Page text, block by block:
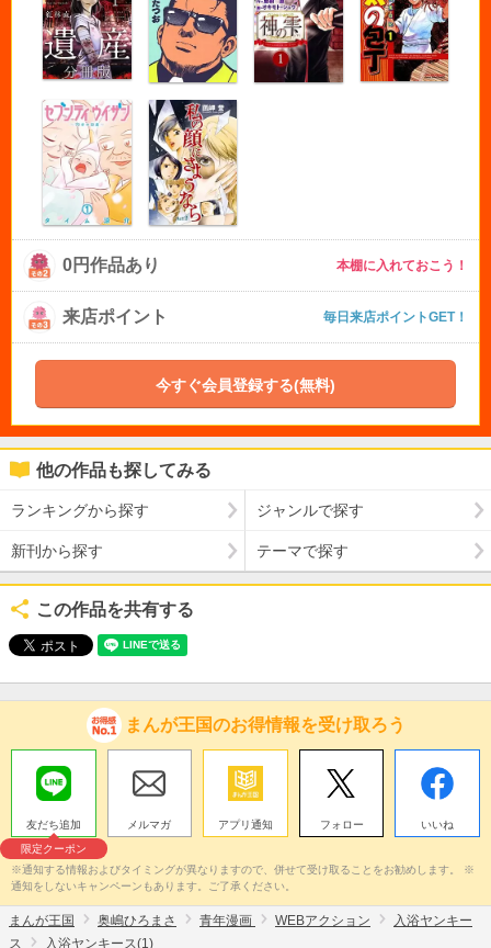
0円作品あり 本棚に入れておこう！
来店ポイント 毎日来店ポイントGET！
今すぐ会員登録する(無料)
他の作品も探してみる
ランキングから探す ジャンルで探す
新刊から探す テーマで探す
この作品を共有する
まんが王国のお得情報を受け取ろう
友だち追加
限定クーポン
メルマガ アプリ通知 フォロー いいね
※通知する情報およびタイミングが異なりますので、併せて受け取ることをお勧めします。 ※
通知をしないキャンペーンもあります。ご了承ください。
まんが王国 奥嶋ひろまさ 青年漫画 WEBアクション
入浴ヤンキー
ス
入浴ヤンキース(1)